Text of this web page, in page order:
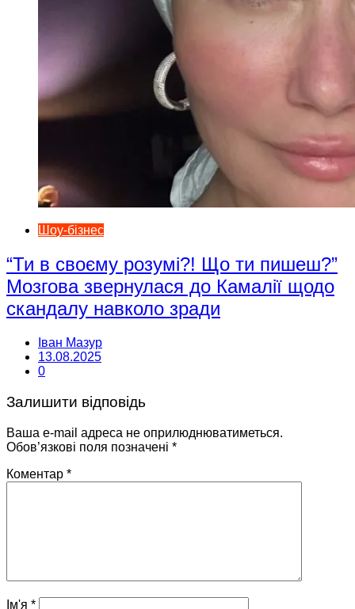
Шоу-бізнес
“Ти в своєму розумі?! Що ти пишеш?”
Мозгова звернулася до Камалії щодо
скандалу навколо зради
Іван Мазур
13.08.2025
0
Залишити відповідь
Ваша e-mail адреса не оприлюднюватиметься.
Обов’язкові поля позначені *
Коментар *
Ім'я *